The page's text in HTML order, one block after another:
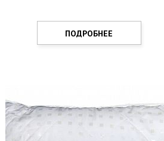
ПОДРОБНЕЕ